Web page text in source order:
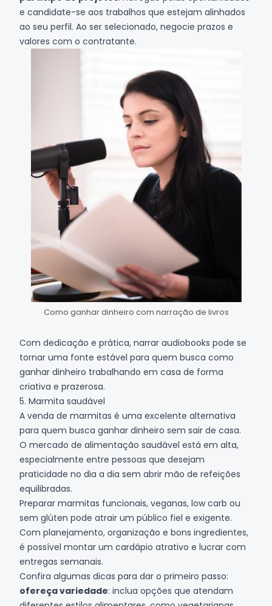
e candidate-se aos trabalhos que estejam alinhados
ao seu perfil. Ao ser selecionado, negocie prazos e
valores com o contratante.
Como ganhar dinheiro com narração de livros
Com dedicação e prática, narrar audiobooks pode se
tornar uma fonte estável para quem busca como
ganhar dinheiro trabalhando em casa de forma
criativa e prazerosa.
5. Marmita saudável
A venda de marmitas é uma excelente alternativa
para quem busca ganhar dinheiro sem sair de casa.
O mercado de alimentação saudável está em alta,
especialmente entre pessoas que desejam
praticidade no dia a dia sem abrir mão de refeições
equilibradas.
Preparar marmitas funcionais, veganas, low carb ou
sem glúten pode atrair um público fiel e exigente.
Com planejamento, organização e bons ingredientes,
é possível montar um cardápio atrativo e lucrar com
entregas semanais.
Confira algumas dicas para dar o primeiro passo:
ofereça variedade: inclua opções que atendam